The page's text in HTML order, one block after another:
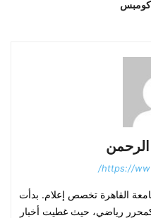
كومبس
https://
القاهرة تخصص إعلام. بدأت
السابع كمحرر رياضي، حيث غطيت أخبار